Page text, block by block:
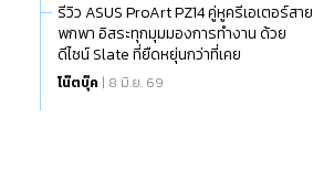
รีวิว ASUS ProArt PZ14 คู่หูครีเอเตอร์สาย
พกพา อิสระทุกมุมมองการทำงาน ด้วย
ดีไซน์ Slate ที่ยืดหยุ่นกว่าที่เคย
โน๊ตบุ๊ค | 8 มิ.ย. 69